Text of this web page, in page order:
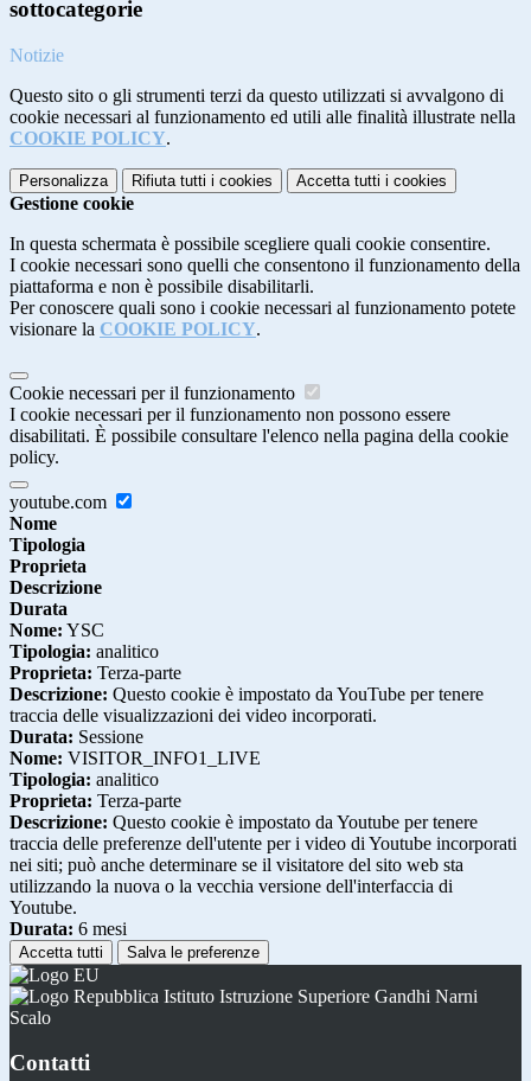
sottocategorie
Notizie
Questo sito o gli strumenti terzi da questo utilizzati si avvalgono di
cookie necessari al funzionamento ed utili alle finalità illustrate nella
COOKIE POLICY.
Personalizza Rifiuta tutti i cookies Accetta tutti i cookies
Gestione cookie
In questa schermata è possibile scegliere quali cookie consentire.
I cookie necessari sono quelli che consentono il funzionamento della
piattaforma e non è possibile disabilitarli.
Per conoscere quali sono i cookie necessari al funzionamento potete
visionare la COOKIE POLICY.
Cookie necessari per il funzionamento
I cookie necessari per il funzionamento non possono essere
disabilitati. È possibile consultare l'elenco nella pagina della cookie
policy.
youtube.com
Nome
Tipologia
Proprieta
Descrizione
Durata
Nome: YSC
Tipologia: analitico
Proprieta: Terza-parte
Descrizione: Questo cookie è impostato da YouTube per tenere
traccia delle visualizzazioni dei video incorporati.
Durata: Sessione
Nome: VISITOR_INFO1_LIVE
Tipologia: analitico
Proprieta: Terza-parte
Descrizione: Questo cookie è impostato da Youtube per tenere
traccia delle preferenze dell'utente per i video di Youtube incorporati
nei siti; può anche determinare se il visitatore del sito web sta
utilizzando la nuova o la vecchia versione dell'interfaccia di
Youtube.
Durata: 6 mesi
Accetta tutti Salva le preferenze
Istituto Istruzione Superiore Gandhi Narni
Scalo
Contatti